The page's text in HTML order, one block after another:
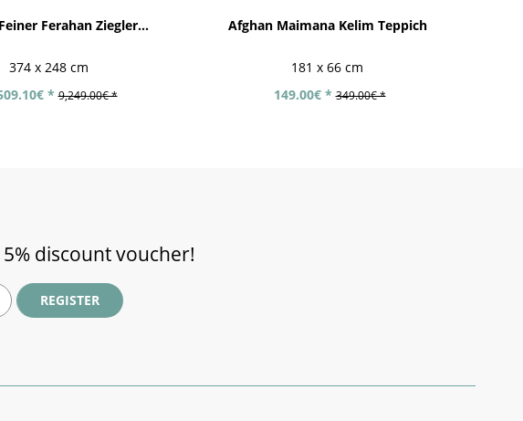
Ferahan Ziegler...
374 x 248 cm
* 9,249.00€ *
Afghan Maimana Kelim Teppich
181 x 66 cm
149.00€ * 349.00€ *
discount voucher!
REGISTER